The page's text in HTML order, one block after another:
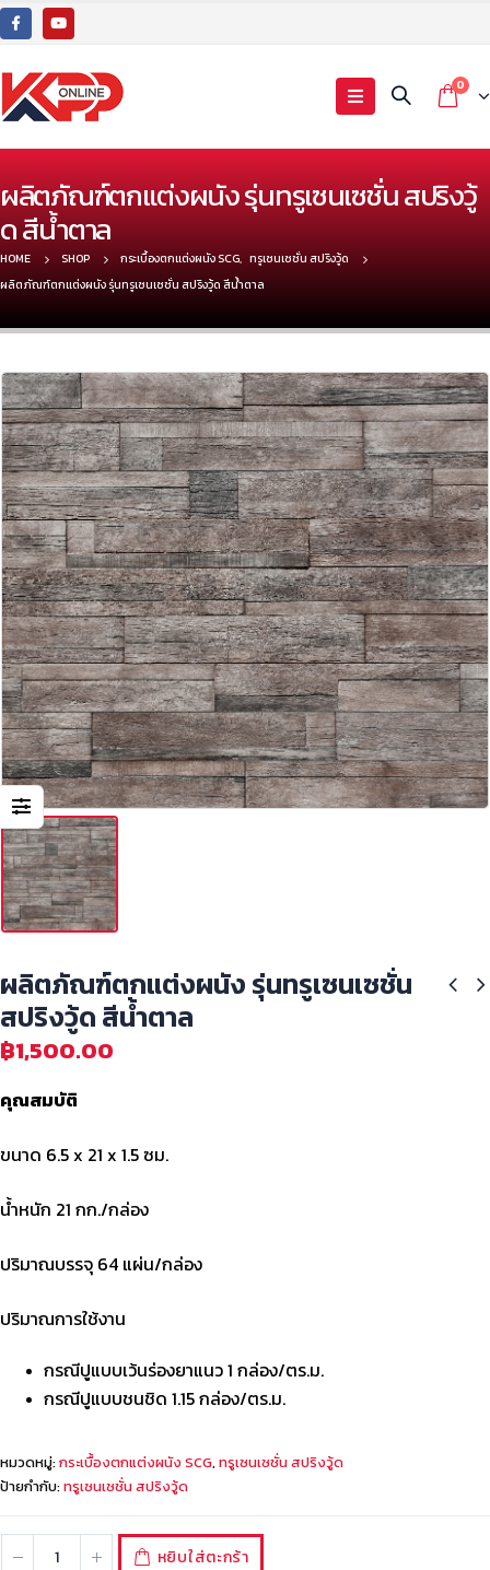
0
ผลิตภัณฑ์ตกแต่งผนัง รุ่นทรูเซนเซชั่น สปริงวู้
ด สีน้ำตาล
HOME SHOP กระเบื้องตกแต่งผนัง SCG, ทรูเซนเซชั่น สปริงวู้ด
ผลิตภัณฑ์ตกแต่งผนัง รุ่นทรูเซนเซชั่น สปริงวู้ด สีน้ำตาล
ผลิตภัณฑ์ตกแต่งผนัง รุ่นทรูเซนเซชั่น
สปริงวู้ด สีน้ำตาล
฿1,500.00
คุณสมบัติ
ขนาด 6.5 x 21 x 1.5 ซม.
น้ำหนัก 21 กก./กล่อง
ปริมาณบรรจุ 64 แผ่น/กล่อง
ปริมาณการใช้งาน
กรณีปูแบบเว้นร่องยาแนว 1 กล่อง/ตร.ม.
กรณีปูแบบชนชิด 1.15 กล่อง/ตร.ม.
หมวดหมู่:กระเบื้องตกแต่งผนัง SCG, ทรูเซนเซชั่น สปริงวู้ด
ป้ายกำกับ:ทรูเซนเซชั่น สปริงวู้ด
หยิบใส่ตะกร้า